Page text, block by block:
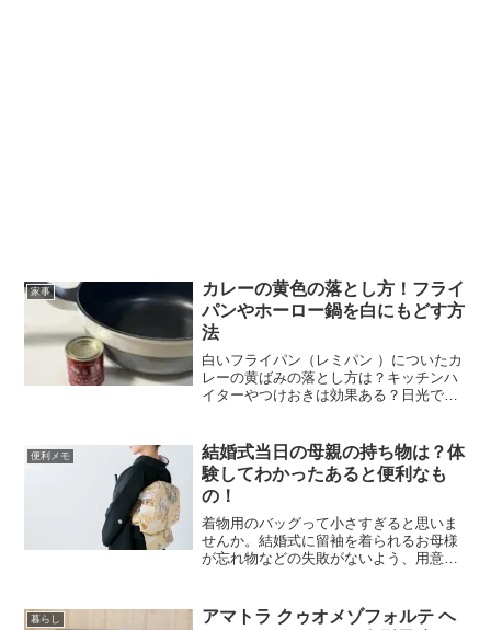
家事
カレーの黄色の落とし方！フライ
パンやホーロー鍋を白にもどす方
法
白いフライパン（レミパン ）についたカ
レーの黄ばみの落とし方は？キッチンハ
イターやつけおきは効果ある？日光で落
す。カレーの黄ばみを落とす方法は？カ
レーを作っていたらカレ...
便利メモ
結婚式当日の母親の持ち物は？体
験してわかったあると便利なも
の！
着物用のバッグって小さすぎると思いま
せんか。結婚式に留袖を着られるお母様
が忘れ物などの失敗がないよう、用意す
ていくと役に立つものリストです。ぜひ
暮らし
アマトラ クゥオメゾフォルテ ヘ